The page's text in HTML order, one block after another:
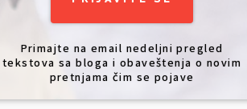
Primajte na email nedeljni pregled
tekstova sa bloga i obaveštenja o novim
pretnjama čim se pojave